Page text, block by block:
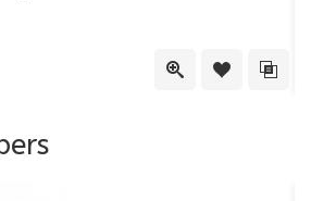
Quick ViewAdd to Add